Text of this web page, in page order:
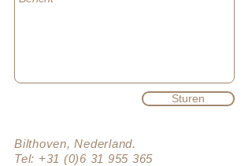
Sturen
Bilthoven, Nederland.
Tel: +31 (0)6 31 955 365